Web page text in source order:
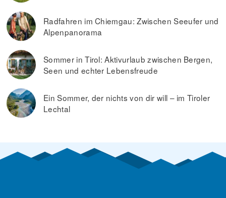
Radfahren im Chiemgau: Zwischen Seeufer und
Alpenpanorama
Sommer in Tirol: Aktivurlaub zwischen Bergen,
Seen und echter Lebensfreude
Ein Sommer, der nichts von dir will – im Tiroler
Lechtal